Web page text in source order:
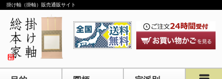
掛け軸（掛軸）販売通販サイト